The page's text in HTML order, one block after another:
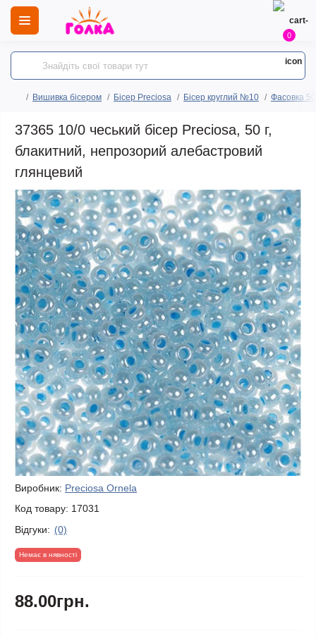
0
Вишивка бісером Бісер Preciosa Бісер круглий №10 Фасовка
37365 10/0 чеський бісер Preciosa, 50 г,
блакитний, непрозорий алебастровий
глянцевий
Виробник: Preciosa Ornela
Код товару: 17031
Відгуки: (0)
Немає в нявності
88.00грн.